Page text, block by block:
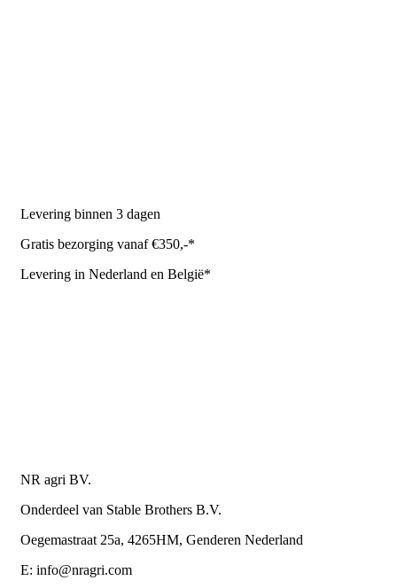
Levering binnen 3 dagen
Gratis bezorging vanaf €350,-*
Levering in Nederland en België*
NR agri BV.
Onderdeel van Stable Brothers B.V.
Oegemastraat 25a, 4265HM, Genderen Nederland
E: info@nragri.com